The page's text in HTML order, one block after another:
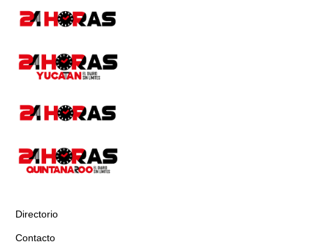
Directorio
Contacto